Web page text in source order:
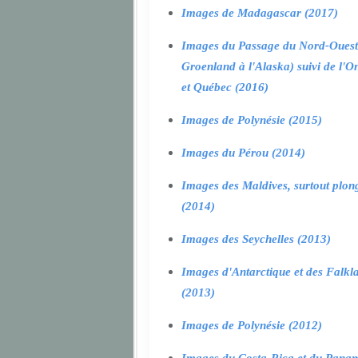
Images de Madagascar (2017)
Images du Passage du Nord-
Groenland à l'Alaska) suivi de
et Québec (2016)
Images de Polynésie (2015)
Images du Pérou (2014)
Images des Maldives, surtout
(2014)
Images des Seychelles (2013)
Images d'Antarctique et des
(2013)
Images de Polynésie (2012)